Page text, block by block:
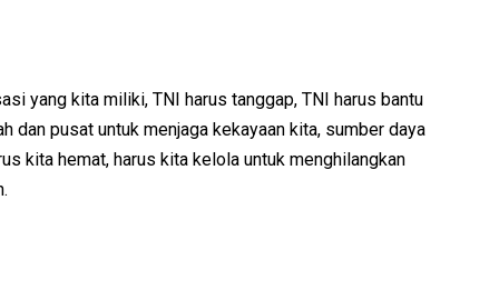
yang kita miliki, TNI harus tanggap, TNI harus bantu
dan pusat untuk menjaga kekayaan kita, sumber daya
kita hemat, harus kita kelola untuk menghilangkan